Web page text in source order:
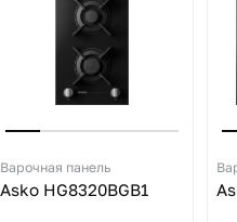
Варочная панель
Asko HG8320BGB1